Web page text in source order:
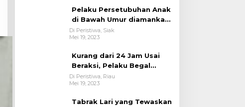
Pelaku Persetubuhan Anak
di Bawah Umur diamankan
oleh tim Opsnal Polsek
Tualang-Polres Siak-Polda
Di Peristiwa, Siak
Mei 19, 2023
Kurang dari 24 Jam Usai
Beraksi, Pelaku Begal
Berhasil Di Bekuk
Satreskrim Polres
Di Peristiwa, Riau
Mei 19, 2023
Tabrak Lari yang Tewaskan